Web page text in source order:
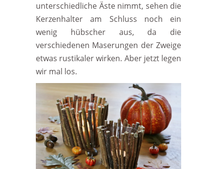
unterschiedliche Äste nimmt, sehen die
Kerzenhalter am Schluss noch ein
wenig hübscher aus, da die
verschiedenen Maserungen der Zweige
etwas rustikaler wirken. Aber jetzt legen
wir mal los.